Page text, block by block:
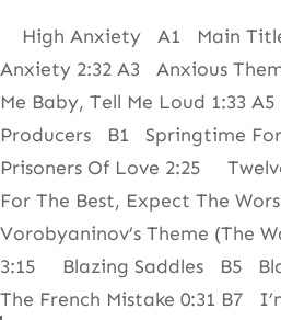
i
s
–
H
i
g
h
A
High Anxiety A1 Main
Anxiety 2:32 A3 Anxious
Me Baby, Tell Me Loud 1:33
Producers B1 Springtime For
Prisoners Of Love 2:25
For The Best, Expect The
Vorobyaninov’s Theme (The
3:15 Blazing Saddles B5
The French Mistake 0:31 B7